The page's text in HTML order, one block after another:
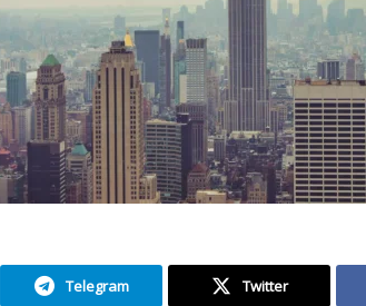
Telegram Twitter